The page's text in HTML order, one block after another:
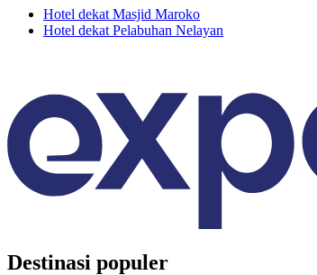
Hotel dekat Masjid Maroko
Hotel dekat Pelabuhan Nelayan
Destinasi populer